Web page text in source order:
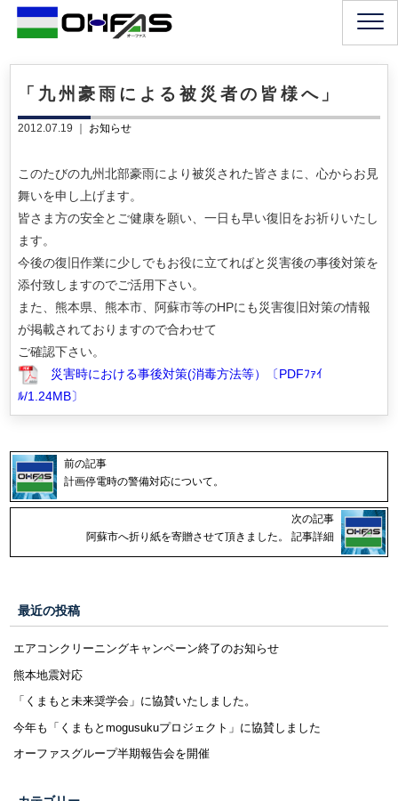
「九州豪雨による被災者の皆様へ」
2012.07.19 ｜ お知らせ
このたびの九州北部豪雨により被災された皆さまに、心からお見
舞いを申し上げます。
皆さま方の安全とご健康を願い、一日も早い復旧をお祈りいたし
ます。
今後の復旧作業に少しでもお役に立てればと災害後の事後対策を
添付致しますのでご活用下さい。
また、熊本県、熊本市、阿蘇市等のHPにも災害復旧対策の情報
が掲載されておりますので合わせて
ご確認下さい。
災害時における事後対策(消毒方法等）〔PDFﾌｧｲ
ﾙ/1.24MB〕
前の記事
計画停電時の警備対応について。
次の記事
阿蘇市へ折り紙を寄贈させて頂きました。 記事詳細
最近の投稿
エアコンクリーニングキャンペーン終了のお知らせ
熊本地震対応
「くまもと未来奨学会」に協賛いたしました。
今年も「くまもとmogusukuプロジェクト」に協賛しました
オーファスグループ半期報告会を開催